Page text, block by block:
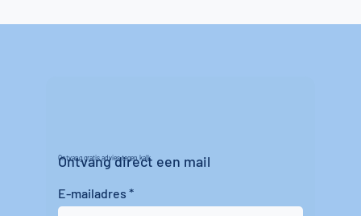
Ontvang gratis advies tegen kalk
Ontvang direct een mail
E-mailadres